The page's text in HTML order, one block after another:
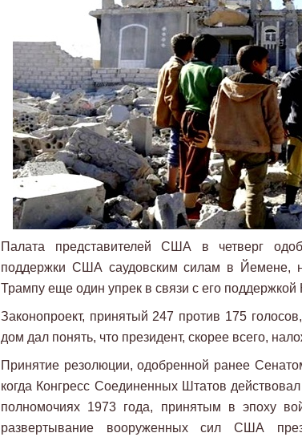
Палата представителей США в четверг
поддержки США саудовским силам в Йемене,
Трампу еще один упрек в связи с его
Законопроект, принятый 247 против 175
дом дал понять, что президент, скорее всего,
Принятие резолюции, одобренной ранее
когда Конгресс Соединенных Штатов
полномочиях 1973 года, принятым в эпоху
развертывание вооруженных сил США